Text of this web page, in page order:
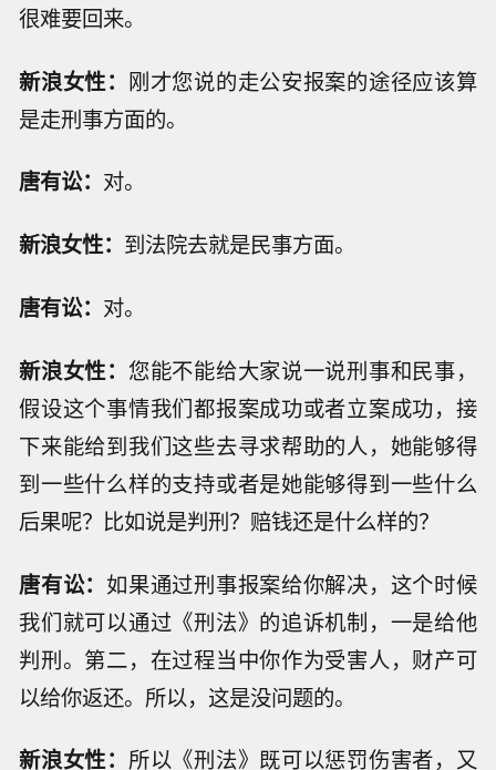
很难要回来。
新浪女性： 刚才您说的走公安报案的途径应该算
是走刑事方面的。
唐有讼： 对。
新浪女性： 到法院去就是民事方面。
唐有讼： 对。
新浪女性： 您能不能给大家说一说刑事和民事，
假设这个事情我们都报案成功或者立案成功，接
下来能给到我们这些去寻求帮助的人，她能够得
到一些什么样的支持或者是她能够得到一些什么
后果呢？比如说是判刑？赔钱还是什么样的？
唐有讼： 如果通过刑事报案给你解决，这个时候
我们就可以通过《刑法》的追诉机制，一是给他
判刑。第二，在过程当中你作为受害人，财产可
以给你返还。所以，这是没问题的。
新浪女性： 所以《刑法》既可以惩罚伤害者，又